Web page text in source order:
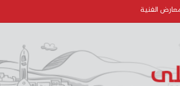
الفنية